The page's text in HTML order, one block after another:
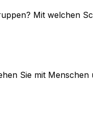
Mit welchen
Sie mit